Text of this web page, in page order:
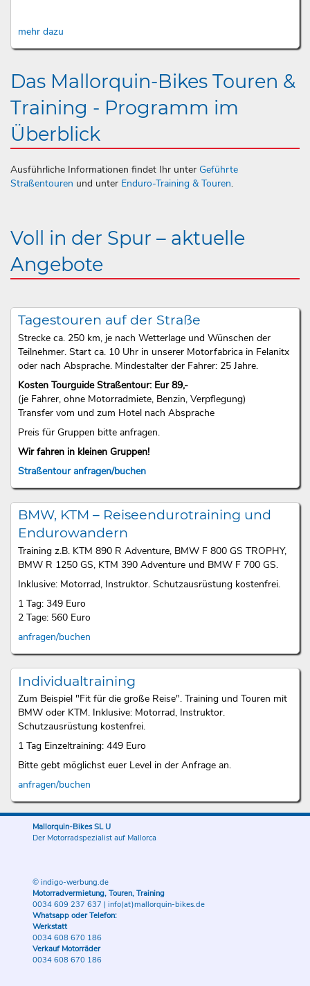
mehr dazu
Das Mallorquin-Bikes Touren &
Training - Programm im
Überblick
Ausführliche Informationen findet Ihr unter Geführte
Straßentouren und unter Enduro-Training & Touren.
Voll in der Spur – aktuelle
Angebote
Tagestouren auf der Straße
Strecke ca. 250 km, je nach Wetterlage und Wünschen der
Teilnehmer. Start ca. 10 Uhr in unserer Motorfabrica in Felanitx
oder nach Absprache. Mindestalter der Fahrer: 25 Jahre.
Kosten Tourguide Straßentour: Eur 89,-
(je Fahrer, ohne Motorradmiete, Benzin, Verpflegung)
Transfer vom und zum Hotel nach Absprache
Preis für Gruppen bitte anfragen.
Wir fahren in kleinen Gruppen!
Straßentour anfragen/buchen
BMW, KTM – Reiseendurotraining und
Endurowandern
Training z.B. KTM 890 R Adventure, BMW F 800 GS TROPHY,
BMW R 1250 GS, KTM 390 Adventure und BMW F 700 GS.
Inklusive: Motorrad, Instruktor. Schutzausrüstung kostenfrei.
1 Tag: 349 Euro
2 Tage: 560 Euro
anfragen/buchen
Individualtraining
Zum Beispiel "Fit für die große Reise". Training und Touren mit
BMW oder KTM. Inklusive: Motorrad, Instruktor.
Schutzausrüstung kostenfrei.
1 Tag Einzeltraining: 449 Euro
Bitte gebt möglichst euer Level in der Anfrage an.
anfragen/buchen
Mallorquin-Bikes SL U
Der Motorradspezialist auf Mallorca
© indigo-werbung.de
Motorradvermietung, Touren, Training
0034 609 237 637 | info(at)mallorquin-bikes.de
Whatsapp oder Telefon:
Werkstatt
0034 608 670 186
Verkauf Motorräder
0034 608 670 186